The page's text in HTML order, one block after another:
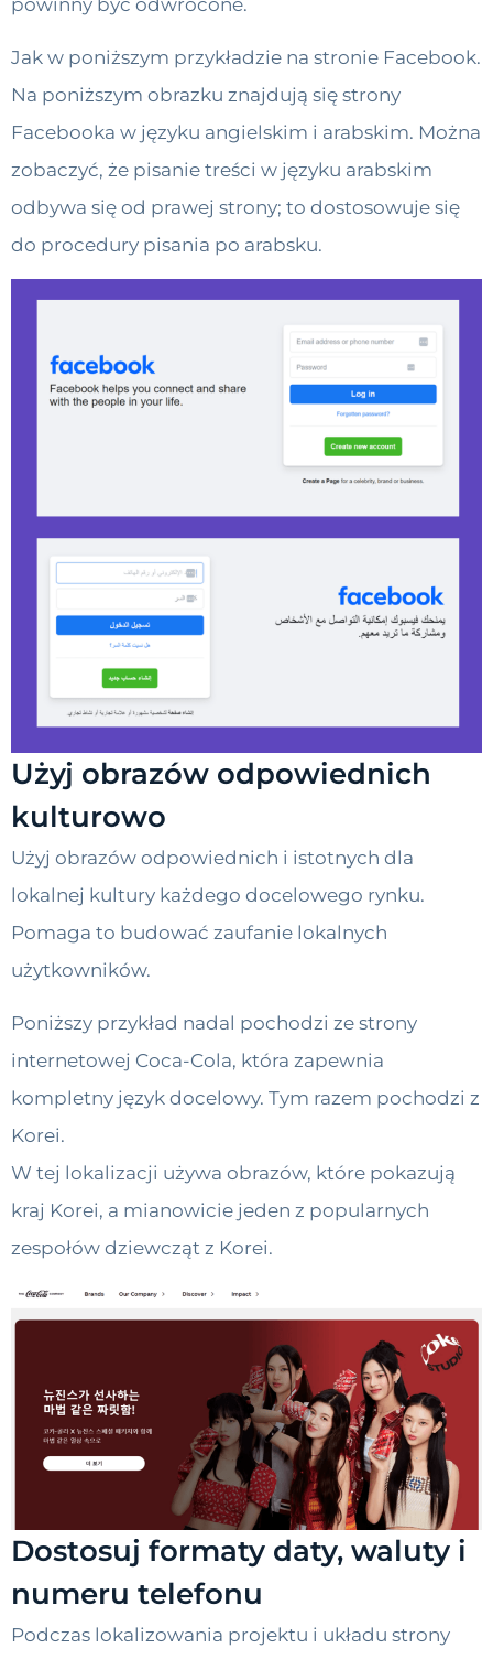
Jak w poniższym przykładzie na stronie Facebook.
Na poniższym obrazku znajdują się strony
Facebooka w języku angielskim i arabskim. Można
zobaczyć, że pisanie treści w języku arabskim
odbywa się od prawej strony; to dostosowuje się
do procedury pisania po arabsku.
Użyj obrazów odpowiednich
kulturowo
Użyj obrazów odpowiednich i istotnych dla
lokalnej kultury każdego docelowego rynku.
Pomaga to budować zaufanie lokalnych
użytkowników.
Poniższy przykład nadal pochodzi ze strony
internetowej Coca-Cola, która zapewnia
kompletny język docelowy. Tym razem pochodzi z
Korei.
W tej lokalizacji używa obrazów, które pokazują
kraj Korei, a mianowicie jeden z popularnych
zespołów dziewcząt z Korei.
Dostosuj formaty daty, waluty i
numeru telefonu
Podczas lokalizowania projektu i układu strony